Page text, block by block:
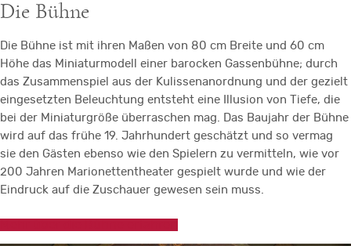
Die Bühne
Die Bühne ist mit ihren Maßen von 80 cm Breite und 60 cm
Höhe das Miniaturmodell einer barocken Gassenbühne; durch
das Zusammenspiel aus der Kulissenanordnung und der gezielt
eingesetzten Beleuchtung entsteht eine Illusion von Tiefe, die
bei der Miniaturgröße überraschen mag. Das Baujahr der Bühne
wird auf das frühe 19. Jahrhundert geschätzt und so vermag
sie den Gästen ebenso wie den Spielern zu vermitteln, wie vor
200 Jahren Marionettentheater gespielt wurde und wie der
Eindruck auf die Zuschauer gewesen sein muss.